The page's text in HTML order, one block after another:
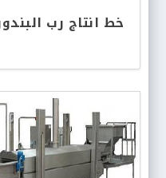
خط انتاج رب